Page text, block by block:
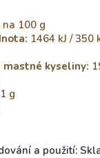
100 g
1464 kJ / 350
mastné kyseliny:
g
a použití: